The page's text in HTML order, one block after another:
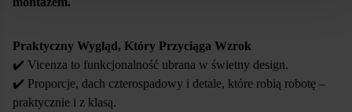
Vicenza to domek, który stawia przede wszystkim na
Praktyczny Wygląd, Który Przyciąga Wzrok
✔️ Vicenza to funkcjonalność ubrana w świetny design.
✔️ Proporcje, dach czterospadowy i detale, które robią robotę –
praktycznie i z klasą.